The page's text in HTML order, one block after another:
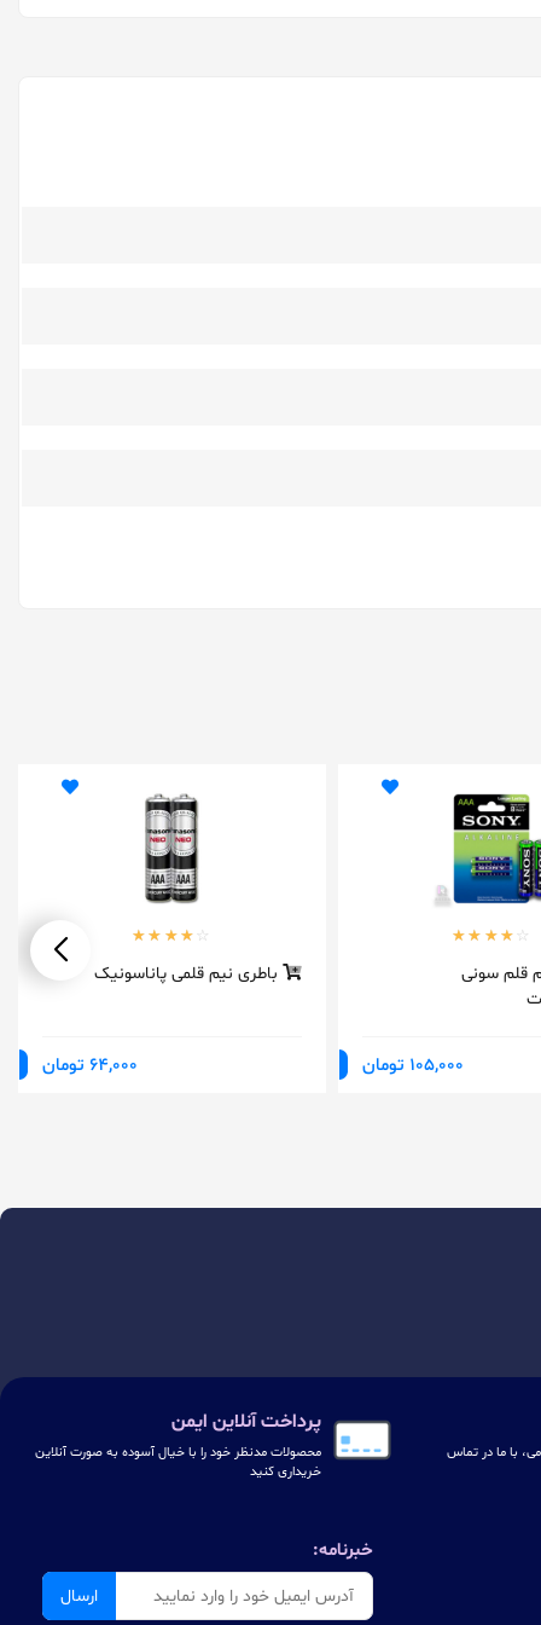
قلم سونی
105,000 تومان
باطری نیم قلمی پاناسونیک
64,000 تومان
با ما در تماس
پرداخت آنلاین ایمن
محصولات مدنظر خود را با خیال آسوده به صورت آنلاین
خریداری کنید
خبرنامه:
ارسال